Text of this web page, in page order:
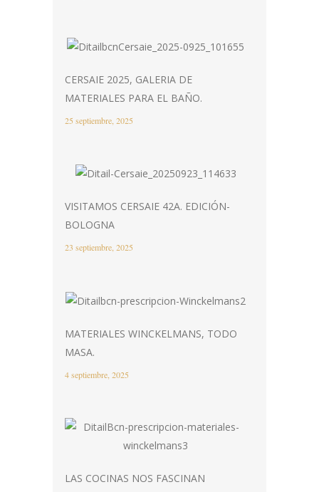
CERSAIE 2025, GALERIA DE
MATERIALES PARA EL BAÑO.
25 septiembre, 2025
VISITAMOS CERSAIE 42A. EDICIÓN-
BOLOGNA
23 septiembre, 2025
MATERIALES WINCKELMANS, TODO
MASA.
4 septiembre, 2025
LAS COCINAS NOS FASCINAN